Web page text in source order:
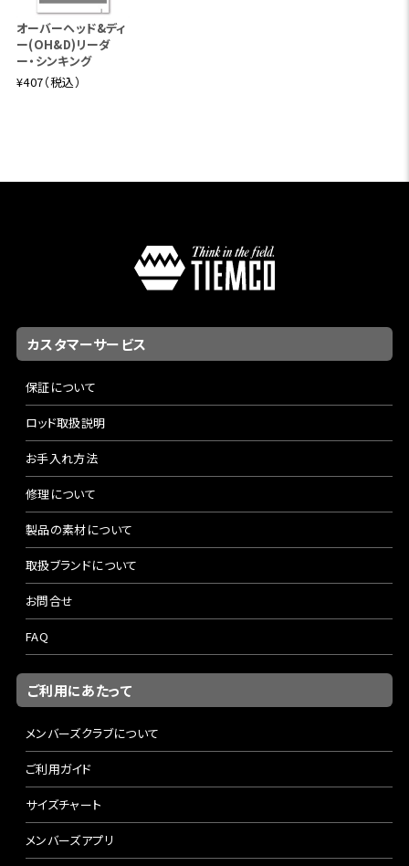
オーバーヘッド&ディ
ー(OH&D)リーダ
ー・シンキング
¥407（税込）
カスタマーサービス
保証について
ロッド取扱説明
お手入れ方法
修理について
製品の素材について
取扱ブランドについて
お問合せ
FAQ
ご利用にあたって
メンバーズクラブについて
ご利用ガイド
サイズチャート
メンバーズアプリ